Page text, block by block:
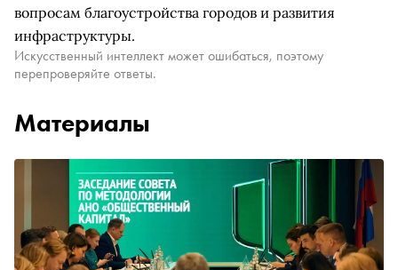
вопросам благоустройства городов и развития
инфраструктуры.
Искусственный интеллект может ошибаться, поэтому
перепроверяйте ответы.
Материалы